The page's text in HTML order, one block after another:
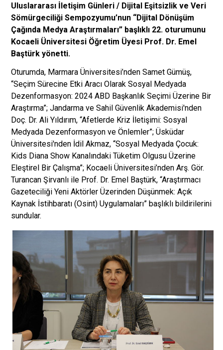
Uluslararası İletişim Günleri / Dijital Eşitsizlik ve Veri
Sömürgeciliği Sempozyumu’nun “Dijital Dönüşüm
Çağında Medya Araştırmaları” başlıklı 22. oturumunu
Kocaeli Üniversitesi Öğretim Üyesi Prof. Dr. Emel
Baştürk yönetti.
Oturumda, Marmara Üniversitesi’nden Samet Gümüş,
“Seçim Sürecine Etki Aracı Olarak Sosyal Medyada
Dezenformasyon: 2024 ABD Başkanlık Seçimi Üzerine Bir
Araştırma”; Jandarma ve Sahil Güvenlik Akademisi'nden
Doç. Dr. Ali Yıldırım, “Afetlerde Kriz İletişimi: Sosyal
Medyada Dezenformasyon ve Önlemler”; Üsküdar
Üniversitesi'nden İdil Akmaz, “Sosyal Medyada Çocuk:
Kids Diana Show Kanalındaki Tüketim Olgusu Üzerine
Eleştirel Bir Çalışma”; Kocaeli Üniversitesi’nden Arş. Gör.
Turancan Şirvanlı ile Prof. Dr. Emel Baştürk, “Araştırmacı
Gazeteciliği Yeni Aktörler Üzerinden Düşünmek: Açık
Kaynak İstihbaratı (Osint) Uygulamaları” başlıklı bildirilerini
sundular.